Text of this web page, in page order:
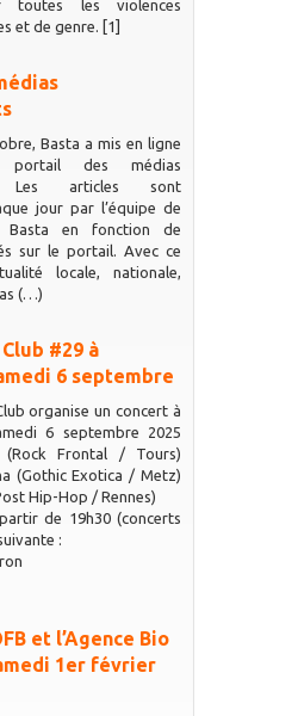
toutes les violences
et de genre. [1]
Basta a mis en ligne
portail des médias
Les articles sont
jour par l’équipe de
Basta en fonction de
sur le portail. Avec ce
locale, nationale,
(…)
#29 à
6 septembre
organise un concert à
6 septembre 2025
Frontal / Tours)
(Gothic Exotica / Metz)
Hip-Hop / Rennes)
de 19h30 (concerts
:
et l’Agence Bio
1er février